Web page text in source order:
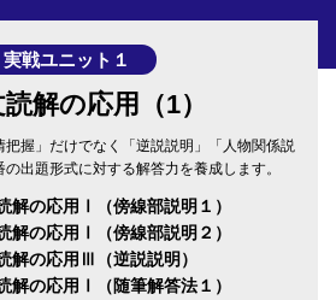
実戦ユニット１
解の応用（1）
握」だけでなく「逆説説明」「人物関係説
出題形式に対する解答力を養成します。
の応用Ⅰ（傍線部説明１）
の応用Ⅰ（傍線部説明２）
の応用Ⅲ（逆説説明）
の応用Ⅰ（随筆解答法１）